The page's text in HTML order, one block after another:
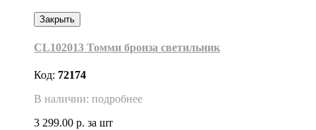
Закрыть
CL102013 Томми бронза светильник
Код: 72174
В наличии: подробнее
3 299.00 р. за шт